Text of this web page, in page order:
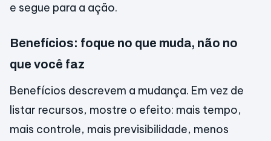
e segue para a ação.
Benefícios: foque no que muda, não no
que você faz
Benefícios descrevem a mudança. Em vez de
listar recursos, mostre o efeito: mais tempo,
mais controle, mais previsibilidade, menos